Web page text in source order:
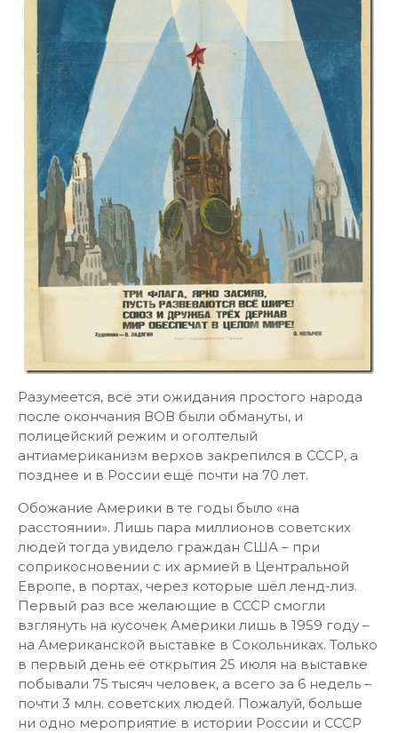
Разумеется, все эти ожидания простого народа
после окончания ВОВ были обмануты, и
полицейский режим и оголтелый
антиамериканизм верхов закрепился в СССР, а
позднее и в России ещё почти на 70 лет.
Обожание Америки в те годы было «на
расстоянии». Лишь пара миллионов советских
людей тогда увидело граждан США – при
соприкосновении с их армией в Центральной
Европе, в портах, через которые шёл ленд-лиз.
Первый раз все желающие в СССР смогли
взглянуть на кусочек Америки лишь в 1959 году –
на Американской выставке в Сокольниках. Только
в первый день её открытия 25 июля на выставке
побывали 75 тысяч человек, а всего за 6 недель –
почти 3 млн. советских людей. Пожалуй, больше
ни одно мероприятие в истории России и СССР